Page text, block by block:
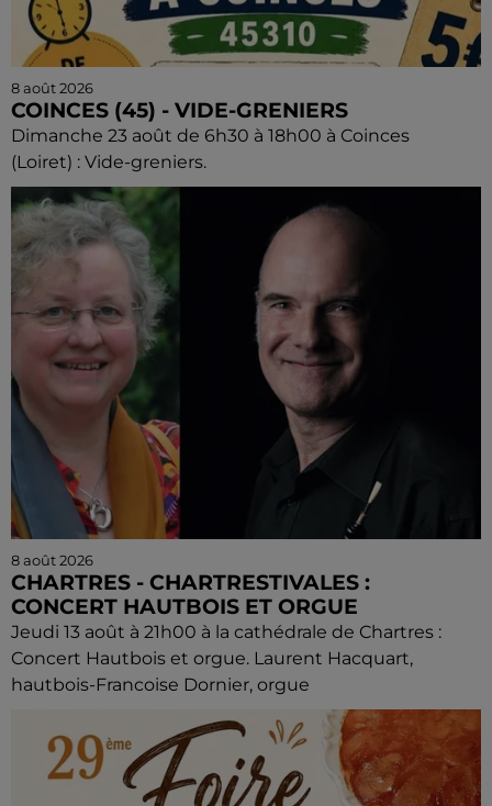
8 août 2026
COINCES (45) - VIDE-GRENIERS
Dimanche 23 août de 6h30 à 18h00 à Coinces
(Loiret) : Vide-greniers.
8 août 2026
CHARTRES - CHARTRESTIVALES :
CONCERT HAUTBOIS ET ORGUE
Jeudi 13 août à 21h00 à la cathédrale de Chartres :
Concert Hautbois et orgue. Laurent Hacquart,
hautbois-Francoise Dornier, orgue